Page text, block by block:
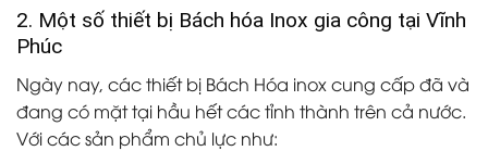
2. Một số thiết bị Bách hóa Inox gia công tại Vĩnh
Phúc
Ngày nay, các thiết bị Bách Hóa inox cung cấp đã và
đang có mặt tại hầu hết các tỉnh thành trên cả nước.
Với các sản phẩm chủ lực như: